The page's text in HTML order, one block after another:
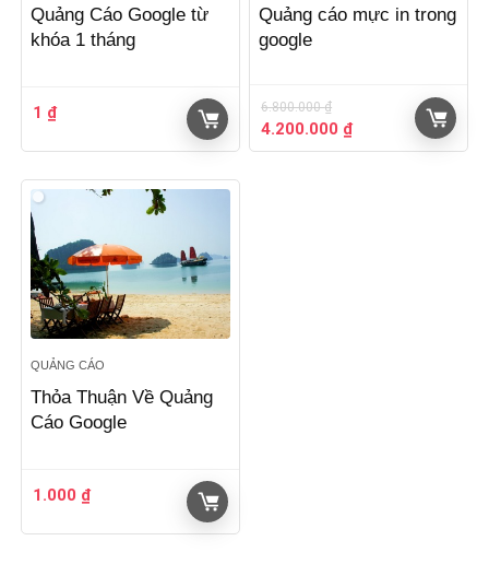
Quảng Cáo Google từ
khóa 1 tháng
1 ₫
Quảng cáo mực in trong
google
6.800.000₫
Giá
gốc
4.200.000 ₫Giá
hiện
QUẢNG CÁO
Thỏa Thuận Về Quảng
Cáo Google
1.000 ₫